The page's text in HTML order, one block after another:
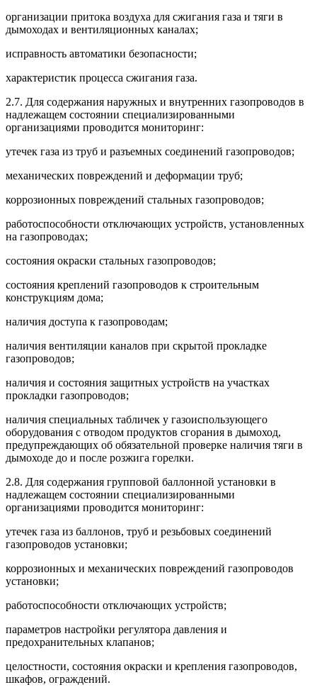
организации притока воздуха для сжигания газа и тяги в
дымоходах и вентиляционных каналах;
исправность автоматики безопасности;
характеристик процесса сжигания газа.
2.7. Для содержания наружных и внутренних газопроводов в
надлежащем состоянии специализированными
организациями проводится мониторинг:
утечек газа из труб и разъемных соединений газопроводов;
механических повреждений и деформации труб;
коррозионных повреждений стальных газопроводов;
работоспособности отключающих устройств, установленных
на газопроводах;
состояния окраски стальных газопроводов;
состояния креплений газопроводов к строительным
конструкциям дома;
наличия доступа к газопроводам;
наличия вентиляции каналов при скрытой прокладке
газопроводов;
наличия и состояния защитных устройств на участках
прокладки газопроводов;
наличия специальных табличек у газоиспользующего
оборудования с отводом продуктов сгорания в дымоход,
предупреждающих об обязательной проверке наличия тяги в
дымоходе до и после розжига горелки.
2.8. Для содержания групповой баллонной установки в
надлежащем состоянии специализированными
организациями проводится мониторинг:
утечек газа из баллонов, труб и резьбовых соединений
газопроводов установки;
коррозионных и механических повреждений газопроводов
установки;
работоспособности отключающих устройств;
параметров настройки регулятора давления и
предохранительных клапанов;
целостности, состояния окраски и крепления газопроводов,
шкафов, ограждений.